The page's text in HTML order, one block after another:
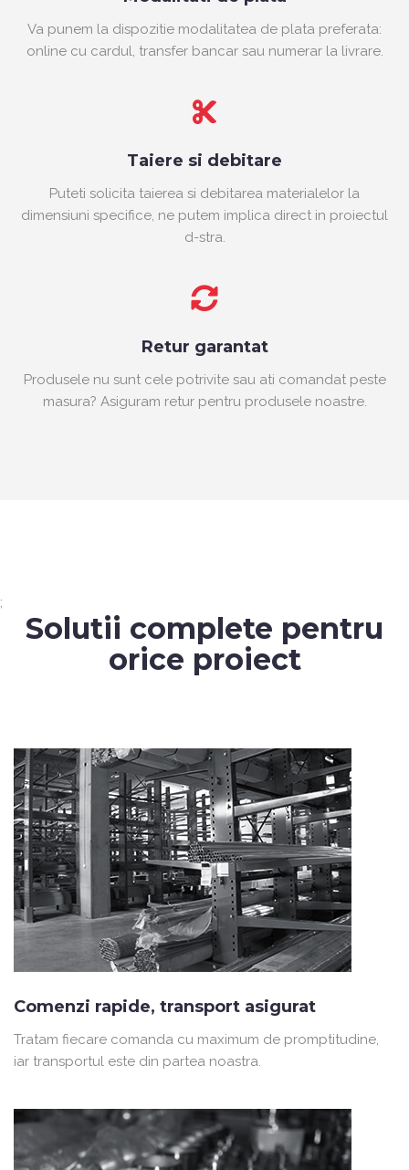
Va punem la dispozitie modalitatea de plata preferata:
online cu cardul, transfer bancar sau numerar la livrare.
Taiere si debitare
Puteti solicita taierea si debitarea materialelor la
dimensiuni specifice, ne putem implica direct in proiectul
d-stra.
Retur garantat
Produsele nu sunt cele potrivite sau ati comandat peste
masura? Asiguram retur pentru produsele noastre.
;
Solutii complete pentru
orice proiect
Comenzi rapide, transport asigurat
Tratam fiecare comanda cu maximum de promptitudine,
iar transportul este din partea noastra.